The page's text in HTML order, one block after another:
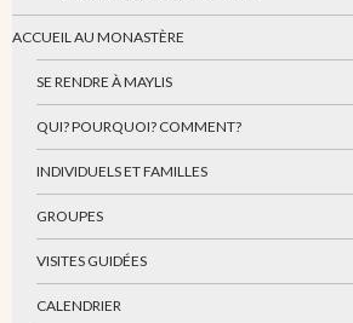
ACCUEIL AU MONASTÈRE
SE RENDRE À MAYLIS
QUI? POURQUOI? COMMENT?
INDIVIDUELS ET FAMILLES
GROUPES
VISITES GUIDÉES
CALENDRIER